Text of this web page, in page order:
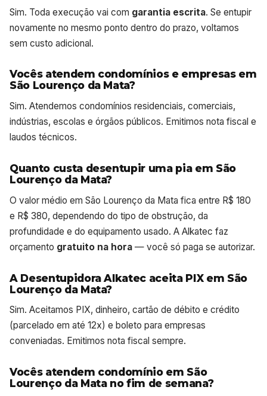
Sim. Toda execução vai com garantia escrita. Se entupir
novamente no mesmo ponto dentro do prazo, voltamos
sem custo adicional.
Vocês atendem condomínios e empresas em
São Lourenço da Mata?
Sim. Atendemos condomínios residenciais, comerciais,
indústrias, escolas e órgãos públicos. Emitimos nota fiscal e
laudos técnicos.
Quanto custa desentupir uma pia em São
Lourenço da Mata?
O valor médio em São Lourenço da Mata fica entre R$ 180
e R$ 380, dependendo do tipo de obstrução, da
profundidade e do equipamento usado. A Alkatec faz
orçamento gratuito na hora — você só paga se autorizar.
A Desentupidora Alkatec aceita PIX em São
Lourenço da Mata?
Sim. Aceitamos PIX, dinheiro, cartão de débito e crédito
(parcelado em até 12x) e boleto para empresas
conveniadas. Emitimos nota fiscal sempre.
Vocês atendem condomínio em São
Lourenço da Mata no fim de semana?